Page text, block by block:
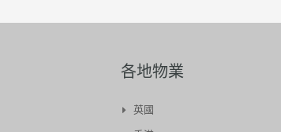
各地物業
英國